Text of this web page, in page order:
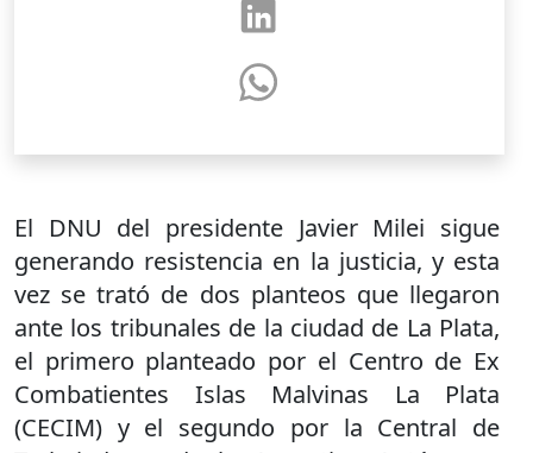
El DNU del presidente Javier Milei sigue
generando resistencia en la justicia, y esta
vez se trató de dos planteos que llegaron
ante los tribunales de la ciudad de La Plata,
el primero planteado por el Centro de Ex
Combatientes Islas Malvinas La Plata
(CECIM) y el segundo por la Central de